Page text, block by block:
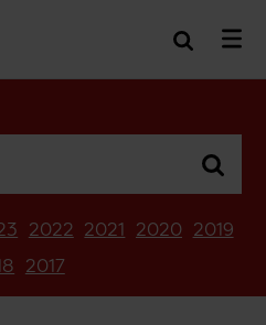
2022 2021 2020 2019
2017